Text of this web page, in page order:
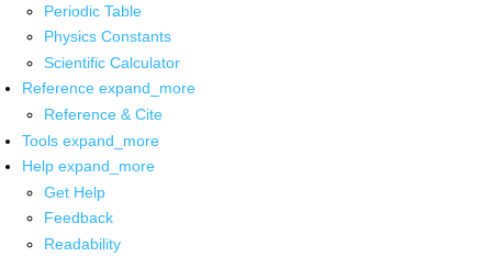
Periodic Table
Physics Constants
Scientific Calculator
Reference expand_more
Reference & Cite
Tools expand_more
Help expand_more
Get Help
Feedback
Readability